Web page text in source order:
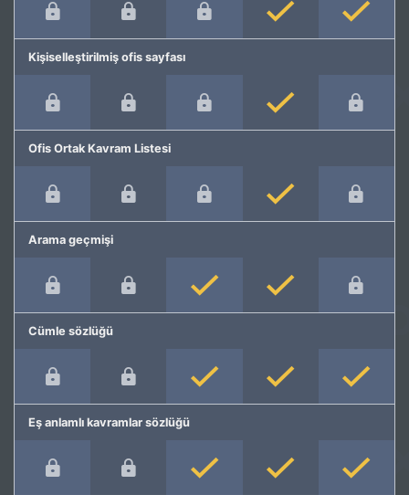
Kişiselleştirilmiş ofis sayfası
Ofis Ortak Kavram Listesi
Arama geçmişi
Cümle sözlüğü
Eş anlamlı kavramlar sözlüğü